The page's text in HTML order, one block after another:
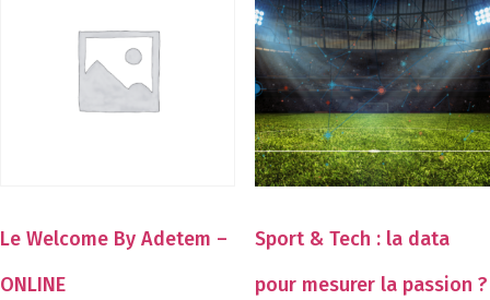
Le Welcome By Adetem –
ONLINE
Sport & Tech : la data
pour mesurer la passion ?